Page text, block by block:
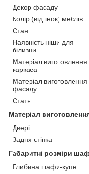
Декор фасаду
Колір (відтінок) меблів
Стан
Наявність ніши для
білизни
Матеріал виготовлення
каркаса
Матеріал виготовлення
фасаду
Стать
Матеріал
Двері
Задня стінка
Габаритні розміри
Глибина шафи-купе